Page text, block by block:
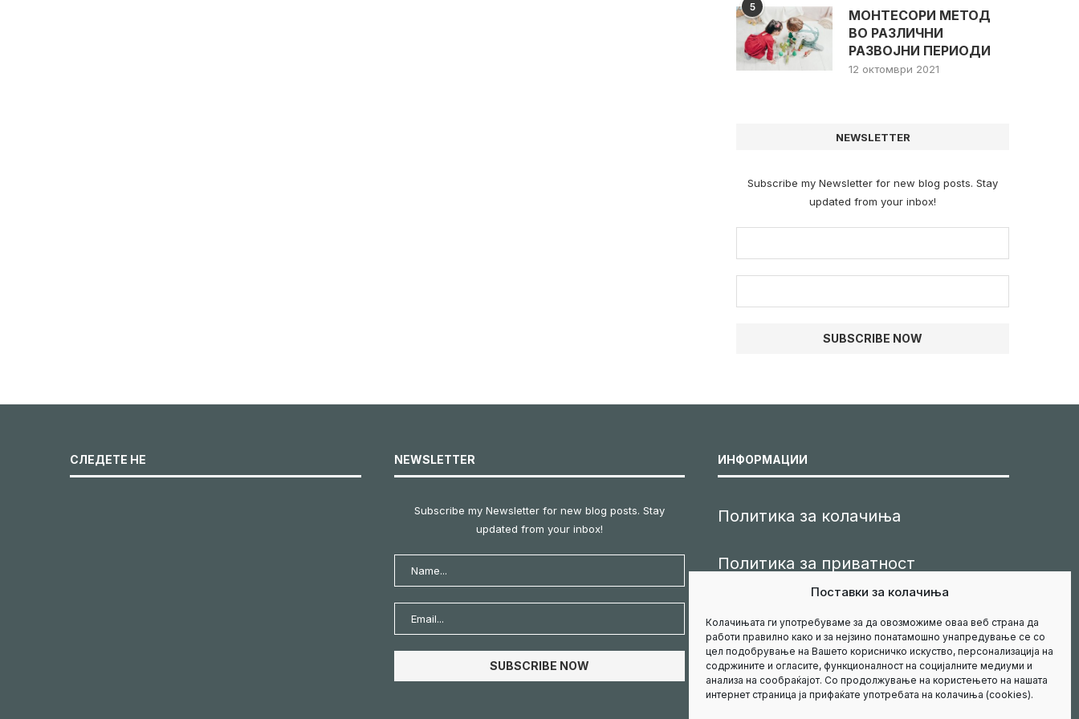
Поставки за колачиња
Колачињата ги употребуваме за да овозможиме оваа веб страна да
работи правилно како и за нејзино понатамошно унапредување се со
цел подобрување на Вашето корисничко искуство, персонализација на
содржините и огласите, функционалност на социјалните медиуми и
анализа на сообраќајот. Со продолжување на користењето на нашата
интернет страница ја прифаќате употребата на колачиња (cookies).
5
МОНТЕСОРИ МЕТОД
ВО РАЗЛИЧНИ
РАЗВОЈНИ ПЕРИОДИ
12 октомври 2021
NEWSLETTER
Subscribe my Newsletter for new blog posts. Stay
updated from your inbox!
СЛЕДЕТЕ НЕ NEWSLETTER
Subscribe my Newsletter for new blog posts. Stay
updated from your inbox!
ИНФОРМАЦИИ
Политика за колачиња
Политика за приватност
Контакт